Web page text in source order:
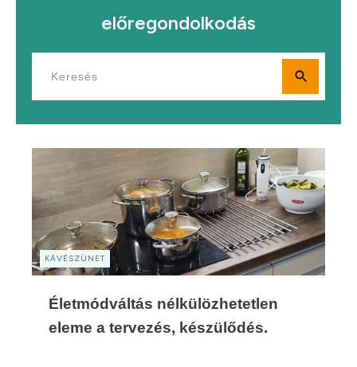
előregondolkodás
KÁVÉSZÜNET
Életmódváltás nélkülözhetetlen
eleme a tervezés, készülődés.